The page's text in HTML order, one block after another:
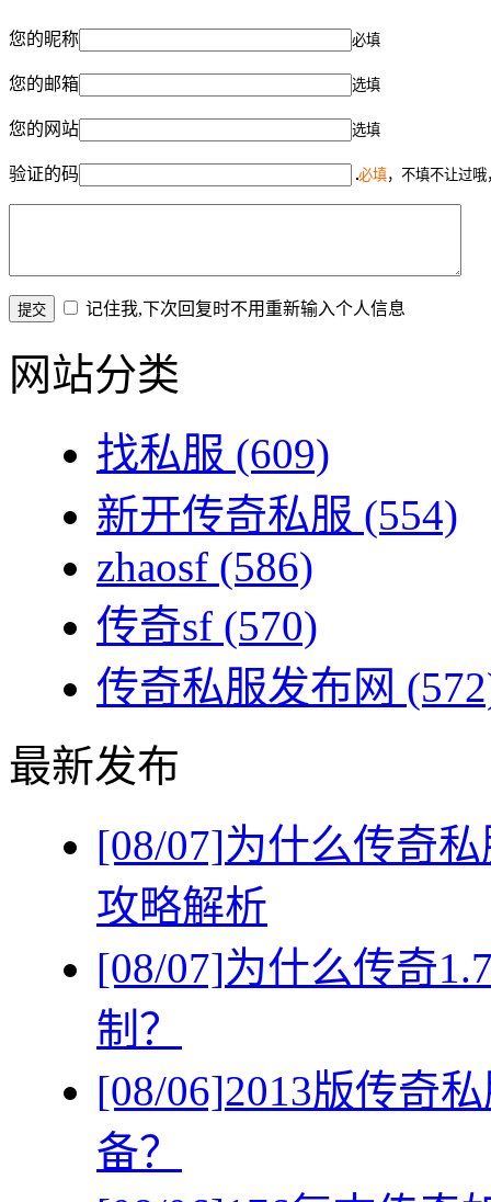
您的昵称 必填
您的邮箱 选填
您的网站 选填
验证的码 必填，不填不让过
记住我,下次回复时不用重新输入个人信息
网站分类
找私服 (609)
新开传奇私服 (554)
zhaosf (586)
传奇sf (570)
传奇私服发布网
最新发布
[08/07]为什么传奇
攻略解析
[08/07]为什么传奇
制？
[08/06]2013版传奇
备？